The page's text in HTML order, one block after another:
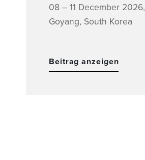
08 – 11 December 2026,
Goyang, South Korea
Beitrag anzeigen